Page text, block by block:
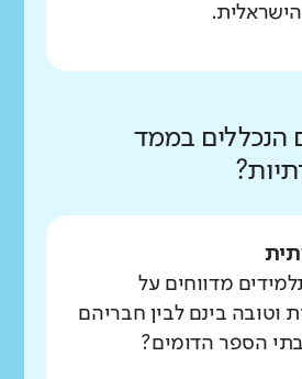
הנכללים בממד
מדווחים על
וטובה בינם לבין חבריהם
הספר הדומים?